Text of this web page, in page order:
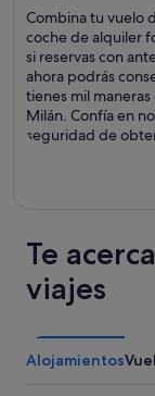
Combina tu vuelo
coche de alquiler
si reservas con
ahora podrás
tienes mil
Milán. Confía en
seguridad de
Te
viajes
Alojamientos